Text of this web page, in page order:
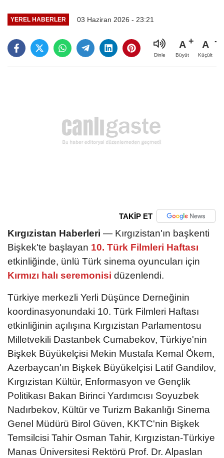
YEREL HABERLER 03 Haziran 2026 - 23:21
Dinle
A
Büyüt
A
Küçült
TAKİP ET
Kırgızistan Haberleri — Kırgızistan'ın başkenti
Bişkek'te başlayan 10. Türk Filmleri Haftası
etkinliğinde, ünlü Türk sinema oyuncuları için
Kırmızı halı seremonisi düzenlendi.
Türkiye merkezli Yerli Düşünce Derneğinin
koordinasyonundaki 10. Türk Filmleri Haftası
etkinliğinin açılışına Kırgızistan Parlamentosu
Milletvekili Dastanbek Cumabekov, Türkiye'nin
Bişkek Büyükelçisi Mekin Mustafa Kemal Ökem,
Azerbaycan'ın Bişkek Büyükelçisi Latif Gandilov,
Kırgızistan Kültür, Enformasyon ve Gençlik
Politikası Bakan Birinci Yardımcısı Soyuzbek
Nadırbekov, Kültür ve Turizm Bakanlığı Sinema
Genel Müdürü Birol Güven, KKTC'nin Bişkek
Temsilcisi Tahir Osman Tahir, Kırgızistan-Türkiye
Manas Üniversitesi Rektörü Prof. Dr. Alpaslan